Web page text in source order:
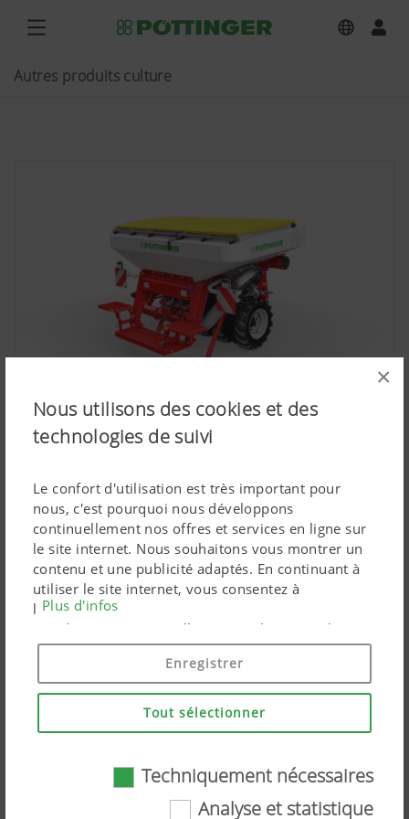
×
Nous utilisons des cookies et des
technologies de suivi
Le confort d'utilisation est très important pour
nous, c'est pourquoi nous développons
continuellement nos offres et services en ligne sur
le site internet. Nous souhaitons vous montrer un
contenu et une publicité adaptés. En continuant à
utiliser le site internet, vous consentez à
l'utilisation de cookies techniquement nécessaires.
Vos données personnelles sont utilisées par les
produits marketing Google uniquement si vous
donnez votre consentement en cliquant sur « tout
accepter ». Vous pouvez également effectuer un
paramétrage personnalisé à l'aide des cases à
cocher proposées.
Plus d'infos
Enregistrer
Tout sélectionner
Techniquement nécessaires
Analyse et statistique
Autres produits culture
AMICO Trémie